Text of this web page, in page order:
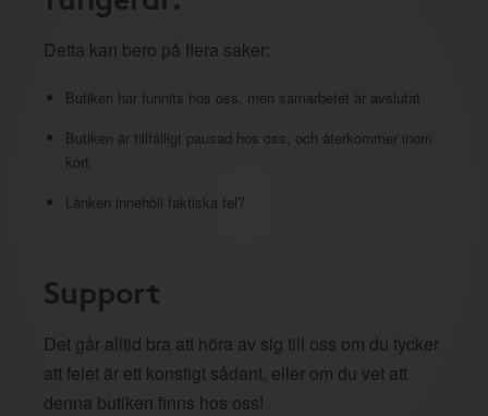
Detta kan bero på flera saker:
Butiken har funnits hos oss, men samarbetet är avslutat
Butiken är tillfälligt pausad hos oss, och återkommer inom
kort.
Länken innehöll faktiska fel?
Support
Det går alltid bra att höra av sig till oss om du tycker
att felet är ett konstigt sådant, eller om du vet att
denna butiken finns hos oss!